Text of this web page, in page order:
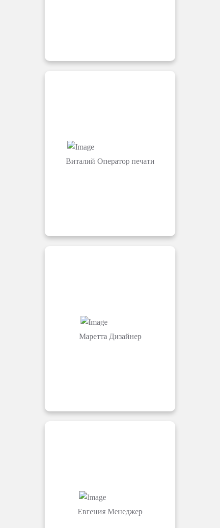
Виталий Оператор печати
Маретта Дизайнер
Евгения Менеджер